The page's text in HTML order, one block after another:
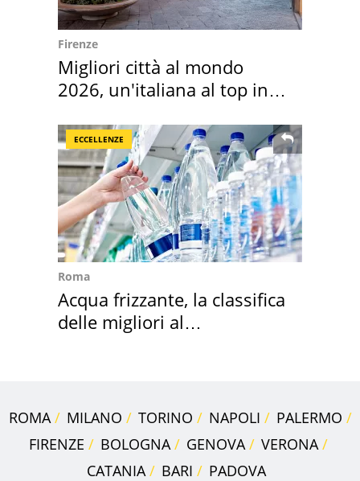
Firenze
Migliori città al mondo
2026, un'italiana al top in
ECCELLENZE
Roma
Acqua frizzante, la classifica
delle migliori al
ROMA MILANO TORINO NAPOLI
PALERMO
FIRENZE
BOLOGNA GENOVA
VERONA
CATANIA
BARI PADOVA